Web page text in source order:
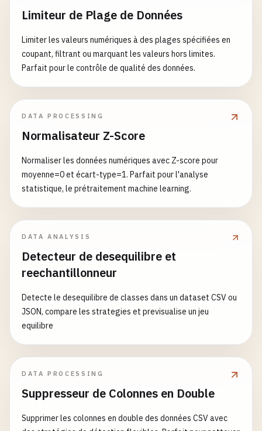
Limiteur de Plage de Données
Limiter les valeurs numériques à des plages spécifiées en
coupant, filtrant ou marquant les valeurs hors limites.
Parfait pour le contrôle de qualité des données.
DATA PROCESSING
Normalisateur Z-Score
Normaliser les données numériques avec Z-score pour
moyenne=0 et écart-type=1. Parfait pour l'analyse
statistique, le prétraitement machine learning.
DATA ANALYSIS
Detecteur de desequilibre et
reechantillonneur
Detecte le desequilibre de classes dans un dataset CSV ou
JSON, compare les strategies et previsualise un jeu
equilibre
DATA PROCESSING
Suppresseur de Colonnes en Double
Supprimer les colonnes en double des données CSV avec